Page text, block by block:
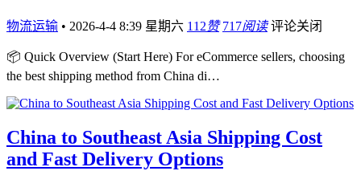
物流运输 • 2026-4-4 8:39 星期六 112赞 717阅读 评论关闭
📦 Quick Overview (Start Here) For eCommerce sellers, choosing
the best shipping method from China di…
China to Southeast Asia Shipping Cost
and Fast Delivery Options